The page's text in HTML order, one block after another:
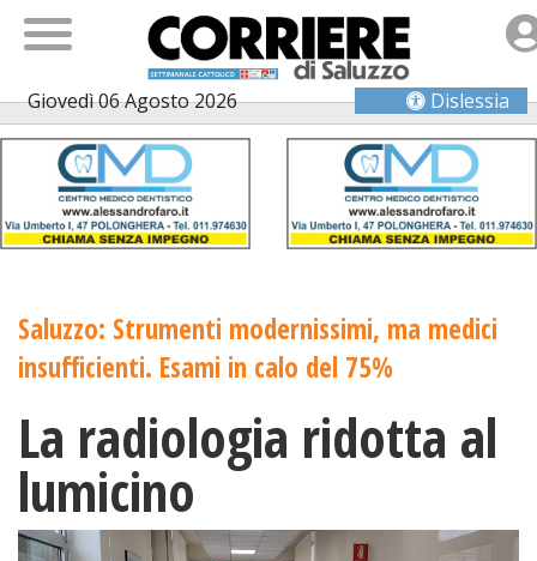
Giovedì 06 Agosto 2026 Dislessia
Saluzzo: Strumenti modernissimi, ma medici
insufficienti. Esami in calo del 75%
La radiologia ridotta al
lumicino